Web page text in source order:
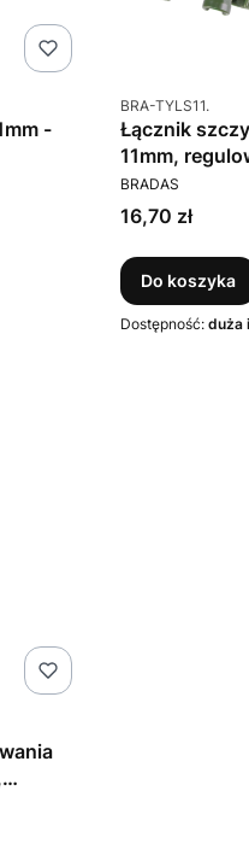
-
Kod produktu
BRA-TYLS11.
Łącznik
11mm,
PRODUCENT
BRADAS
Cena
16,70 zł
Do koszyka
Dostępność: duża